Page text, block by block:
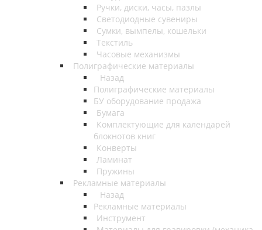
Ручки, диски, часы, пазлы
Светодиодные сувениры
Сумки, вымпелы, кошельки
Текстиль
Часовые механизмы
Полиграфические материалы
Назад
Полиграфические материалы
БУ оборудование продажа
Бумага
Комплектующие для календарей
блокнотов книг
Конверты
Ламинат
Пружины
Рекламные материалы
Назад
Рекламные материалы
Инструмент